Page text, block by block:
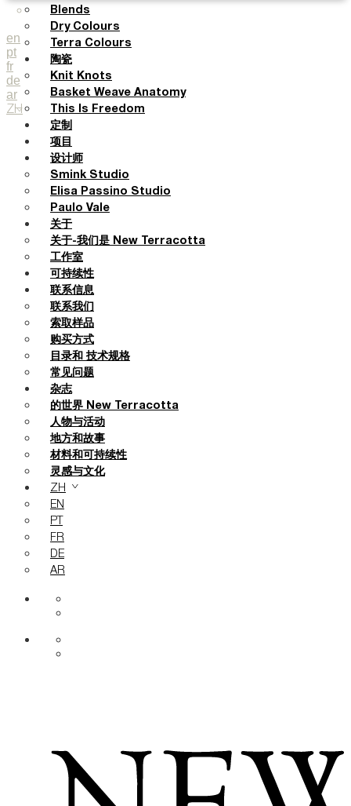
en
pt
fr
de
ar
ZH
Blends
Dry Colours
Terra Colours
陶瓷
Knit Knots
Basket Weave Anatomy
This Is Freedom
定制
项目
设计师
Smink Studio
Elisa Passino Studio
Paulo Vale
关于
关于-我们是 New Terracotta
工作室
可持续性
联系信息
联系我们
索取样品
购买方式
目录和 技术规格
常见问题
杂志
的世界 New Terracotta
人物与活动
地方和故事
材料和可持续性
灵感与文化
ZH
EN
PT
FR
DE
AR